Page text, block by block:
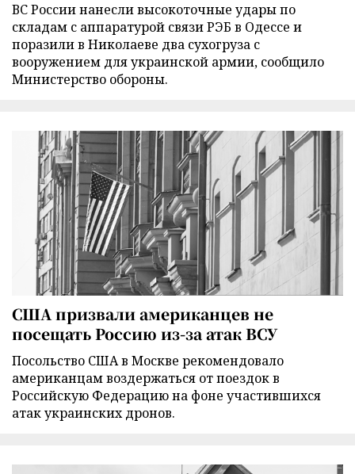
ВС России нанесли высокоточные удары по
складам с аппаратурой связи РЭБ в Одессе и
поразили в Николаеве два сухогруза с
вооружением для украинской армии, сообщило
Министерство обороны.
США призвали американцев не
посещать Россию из-за атак ВСУ
Посольство США в Москве рекомендовало
американцам воздержаться от поездок в
Российскую Федерацию на фоне участившихся
атак украинских дронов.